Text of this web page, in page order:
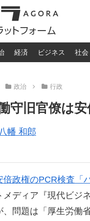
経済 ビジネス 社会
政治 行政
守旧官僚は
八幡 和郎
倍政権のPCR検査「
メディア『現代ビジ
、問題は「厚生労働